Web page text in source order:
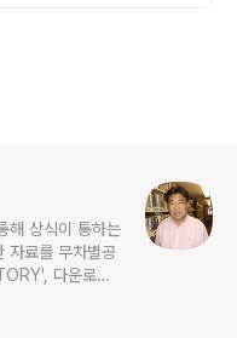
해 상식이 통하는
자료를 무차별공
다운로드
나 RSS로!!